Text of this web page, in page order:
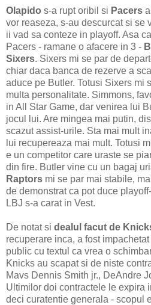
Olapido s-a rupt oribil si Pacers
vor reaseza, s-au descurcat si se
ii vad sa conteze in playoff. Asa
Pacers - ramane o afacere in 3 -
Sixers. Sixers mi se par de
chiar daca banca de rezerve a
aduce pe Butler. Totusi Sixers mi
multa personalitate. Simmons,
in All Star Game, dar venirea lui
jocul lui. Are mingea mai putin,
scazut assist-urile. Sta mai mult
lui recupereaza mai mult. Totusi
e un competitor care uraste se
din fire. Butler vine cu un bagaj
Raptors mi se par mai stabile,
de demonstrat ca pot duce
LBJ s-a carat in Vest.
De notat si dealul facut de
recuperare inca, a fost
public cu textul ca vrea o
Knicks au scapat si de niste
Mavs Dennis Smith jr., DeAndre
Ultimilor doi contractele le expira
deci curatentie generala - scopul